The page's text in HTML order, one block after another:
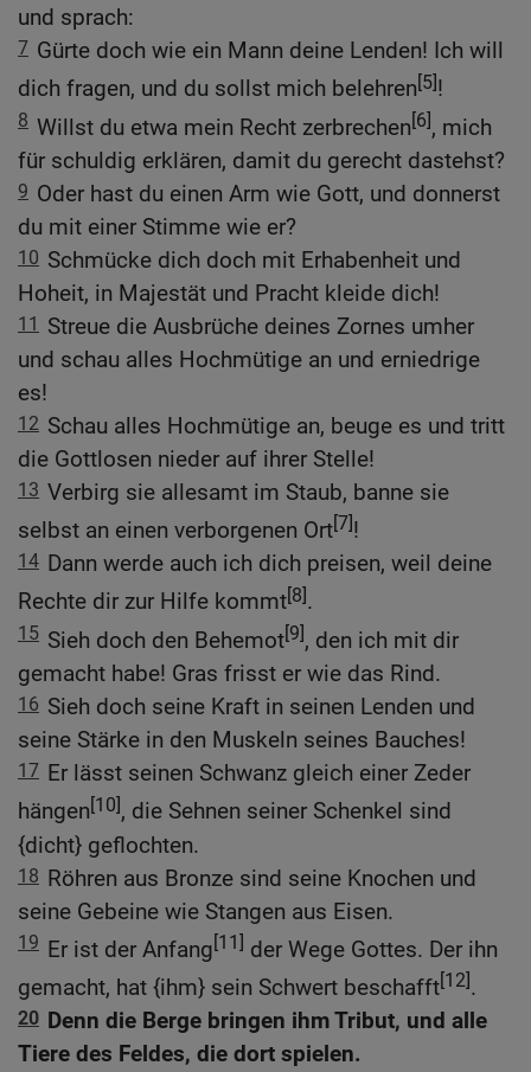
und sprach:
7 Gürte doch wie ein Mann deine Lenden! Ich will
dich fragen, und du sollst mich belehren[5]!
8 Willst du etwa mein Recht zerbrechen[6], mich
für schuldig erklären, damit du gerecht dastehst?
9 Oder hast du einen Arm wie Gott, und donnerst
du mit einer Stimme wie er?
10 Schmücke dich doch mit Erhabenheit und
Hoheit, in Majestät und Pracht kleide dich!
11 Streue die Ausbrüche deines Zornes umher
und schau alles Hochmütige an und erniedrige
es!
12 Schau alles Hochmütige an, beuge es und tritt
die Gottlosen nieder auf ihrer Stelle!
13 Verbirg sie allesamt im Staub, banne sie
selbst an einen verborgenen Ort[7]!
14 Dann werde auch ich dich preisen, weil deine
Rechte dir zur Hilfe kommt[8].
15 Sieh doch den Behemot[9], den ich mit dir
gemacht habe! Gras frisst er wie das Rind.
16 Sieh doch seine Kraft in seinen Lenden und
seine Stärke in den Muskeln seines Bauches!
17 Er lässt seinen Schwanz gleich einer Zeder
hängen[10], die Sehnen seiner Schenkel sind
{dicht} geflochten.
18 Röhren aus Bronze sind seine Knochen und
seine Gebeine wie Stangen aus Eisen.
19 Er ist der Anfang[11] der Wege Gottes. Der ihn
gemacht, hat {ihm} sein Schwert beschafft[12].
20 Denn die Berge bringen ihm Tribut, und alle
Tiere des Feldes, die dort spielen.